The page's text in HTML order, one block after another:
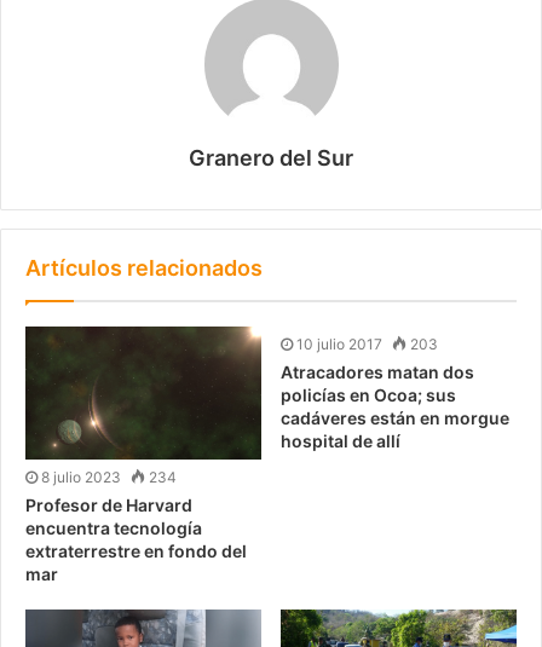
Granero del Sur
Artículos relacionados
8 julio 2023 234
Profesor de Harvard
encuentra tecnología
extraterrestre en fondo del
mar
10 julio 2017 203
Atracadores matan dos
policías en Ocoa; sus
cadáveres están en morgue
hospital de allí